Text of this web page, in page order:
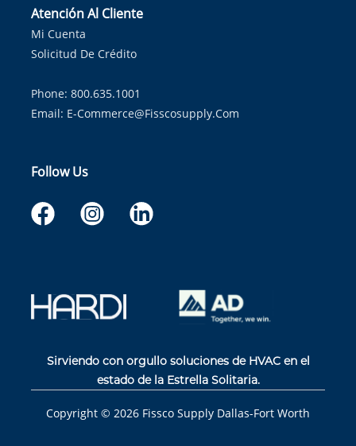
Atención Al Cliente
Mi Cuenta
Solicitud De Crédito
Phone: 800.635.1001
Email: E-Commerce@fisscosupply.com
Follow Us
Sirviendo con orgullo soluciones de HVAC en el
estado de la Estrella Solitaria.
Copyright © 2026 Fissco Supply Dallas-Fort Worth